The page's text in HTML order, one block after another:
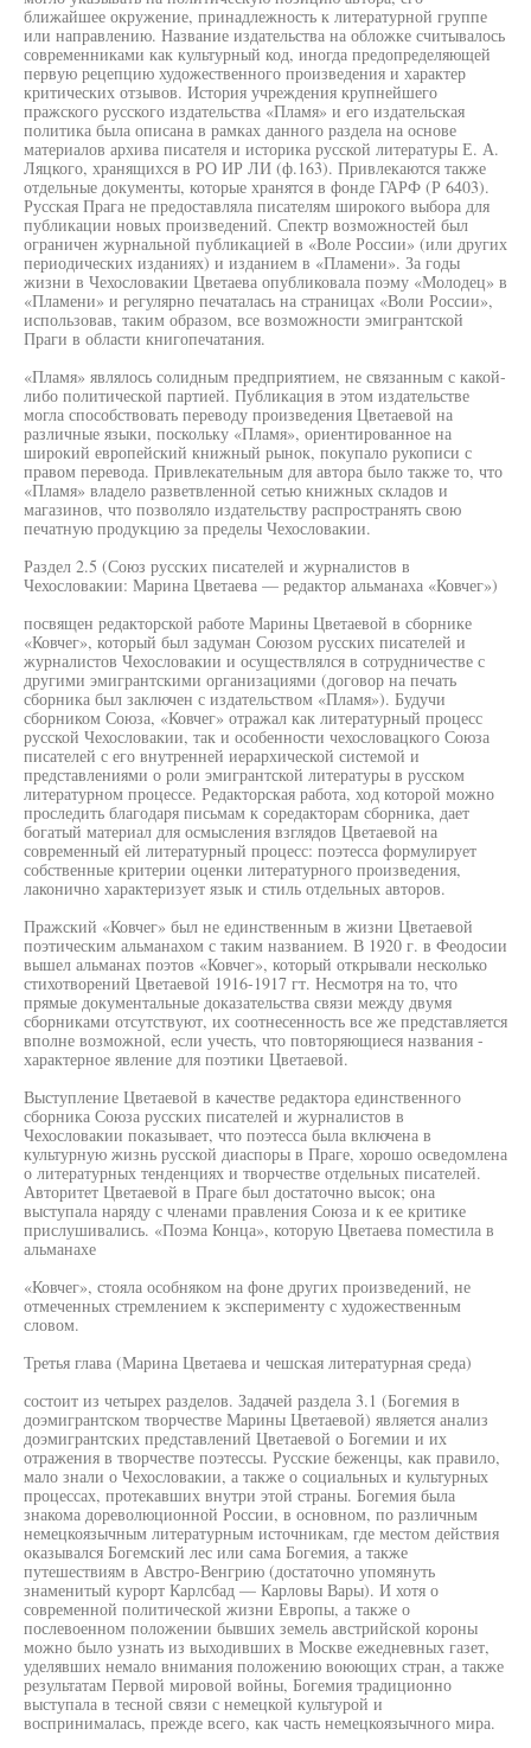
ближайшее окружение, принадлежность к литературной группе
или направлению. Название издательства на обложке считывалось
современниками как культурный код, иногда предопределяющей
первую рецепцию художественного произведения и характер
критических отзывов. История учреждения крупнейшего
пражского русского издательства «Пламя» и его издательская
политика была описана в рамках данного раздела на основе
материалов архива писателя и историка русской литературы Е. А.
Ляцкого, хранящихся в РО ИР ЛИ (ф.163). Привлекаются также
отдельные документы, которые хранятся в фонде ГАРФ (Р 6403).
Русская Прага не предоставляла писателям широкого выбора для
публикации новых произведений. Спектр возможностей был
ограничен журнальной публикацией в «Воле России» (или других
периодических изданиях) и изданием в «Пламени». За годы
жизни в Чехословакии Цветаева опубликовала поэму «Молодец» в
«Пламени» и регулярно печаталась на страницах «Воли России»,
использовав, таким образом, все возможности эмигрантской
Праги в области книгопечатания.
«Пламя» являлось солидным предприятием, не связанным с какой-
либо политической партией. Публикация в этом издательстве
могла способствовать переводу произведения Цветаевой на
различные языки, поскольку «Пламя», ориентированное на
широкий европейский книжный рынок, покупало рукописи с
правом перевода. Привлекательным для автора было также то, что
«Пламя» владело разветвленной сетью книжных складов и
магазинов, что позволяло издательству распространять свою
печатную продукцию за пределы Чехословакии.
Раздел 2.5 (Союз русских писателей и журналистов в
Чехословакии: Марина Цветаева — редактор альманаха «Ковчег»)
посвящен редакторской работе Марины Цветаевой в сборнике
«Ковчег», который был задуман Союзом русских писателей и
журналистов Чехословакии и осуществлялся в сотрудничестве с
другими эмигрантскими организациями (договор на печать
сборника был заключен с издательством «Пламя»). Будучи
сборником Союза, «Ковчег» отражал как литературный процесс
русской Чехословакии, так и особенности чехословацкого Союза
писателей с его внутренней иерархической системой и
представлениями о роли эмигрантской литературы в русском
литературном процессе. Редакторская работа, ход которой можно
проследить благодаря письмам к соредакторам сборника, дает
богатый материал для осмысления взглядов Цветаевой на
современный ей литературный процесс: поэтесса формулирует
собственные критерии оценки литературного произведения,
лаконично характеризует язык и стиль отдельных авторов.
Пражский «Ковчег» был не единственным в жизни Цветаевой
поэтическим альманахом с таким названием. В 1920 г. в Феодосии
вышел альманах поэтов «Ковчег», который открывали несколько
стихотворений Цветаевой 1916-1917 гт. Несмотря на то, что
прямые документальные доказательства связи между двумя
сборниками отсутствуют, их соотнесенность все же представляется
вполне возможной, если учесть, что повторяющиеся названия -
характерное явление для поэтики Цветаевой.
Выступление Цветаевой в качестве редактора единственного
сборника Союза русских писателей и журналистов в
Чехословакии показывает, что поэтесса была включена в
культурную жизнь русской диаспоры в Праге, хорошо осведомлена
о литературных тенденциях и творчестве отдельных писателей.
Авторитет Цветаевой в Праге был достаточно высок; она
выступала наряду с членами правления Союза и к ее критике
прислушивались. «Поэма Конца», которую Цветаева поместила в
альманахе
«Ковчег», стояла особняком на фоне других произведений, не
отмеченных стремлением к эксперименту с художественным
словом.
Третья глава (Марина Цветаева и чешская литературная среда)
состоит из четырех разделов. Задачей раздела 3.1 (Богемия в
доэмигрантском творчестве Марины Цветаевой) является анализ
доэмигрантских представлений Цветаевой о Богемии и их
отражения в творчестве поэтессы. Русские беженцы, как правило,
мало знали о Чехословакии, а также о социальных и культурных
процессах, протекавших внутри этой страны. Богемия была
знакома дореволюционной России, в основном, по различным
немецкоязычным литературным источникам, где местом действия
оказывался Богемский лес или сама Богемия, а также
путешествиям в Австро-Венгрию (достаточно упомянуть
знаменитый курорт Карлсбад — Карловы Вары). И хотя о
современной политической жизни Европы, а также о
послевоенном положении бывших земель австрийской короны
можно было узнать из выходивших в Москве ежедневных газет,
уделявших немало внимания положению воюющих стран, а также
результатам Первой мировой войны, Богемия традиционно
выступала в тесной связи с немецкой культурой и
воспринималась, прежде всего, как часть немецкоязычного мира.